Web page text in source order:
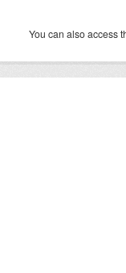
You can also access